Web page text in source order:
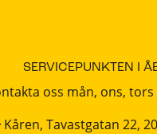
SERVICEPUNKTEN I
oss mån, ons, tors
Kåren, Tavastgatan 22,